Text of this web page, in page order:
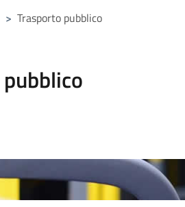
> Trasporto pubblico